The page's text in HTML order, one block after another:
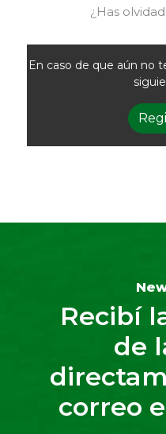
¿Has
En caso de que aún no
Recibí
de
correo